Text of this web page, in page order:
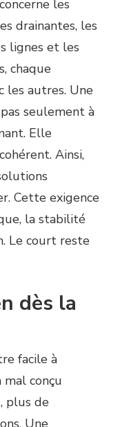
les
drainantes, les
lignes et les
chaque
les autres. Une
seulement à
Elle
Ainsi,
Cette exigence
la stabilité
Le court reste
dès la
facile à
conçu
plus de
Une